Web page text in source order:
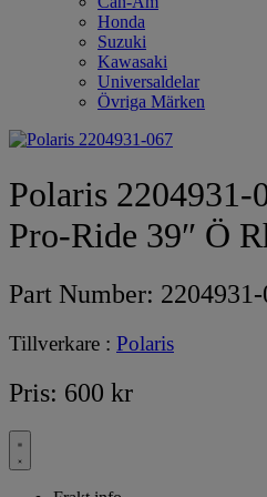
Honda
Suzuki
Kawasaki
Universaldelar
Övriga Märken
Polaris
Pro-Ride 39″ Ö
Part Number:
Tillverkare : Polaris
Pris: 600 kr